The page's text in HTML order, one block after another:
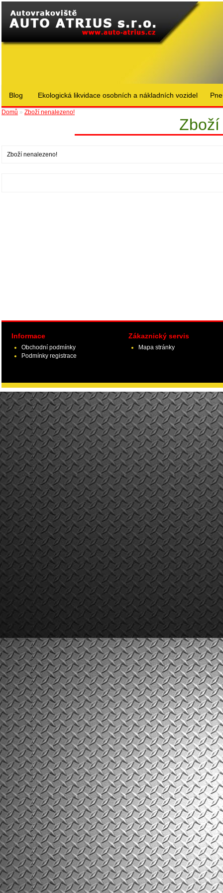
Blog Ekologická likvidace osobních a nákladních vozidel
Domů » Zboží nenalezeno!
Zboží nenalezeno!
Informace
Obchodní podmínky
Podmínky registrace
Zákaznický servis
Mapa stránky